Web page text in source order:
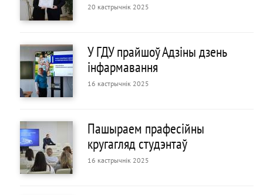
20 кастрычнік 2025
У ГДУ прайшоў Адзіны дзень
інфармавання
16 кастрычнік 2025
Пашыраем прафесійны
кругагляд студэнтаў
16 кастрычнік 2025